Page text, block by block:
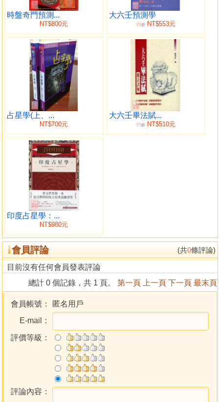
【從發現地實行星談鐵波法則】2005.10《星象學》雙月刊第
5期–由海王星談人類大敵「瘟疫」、山雨欲來的「禽流感」
【星象大地震、冥王星除名九大變八大四小】–十二行星就
位–天文學家迷醉星象學】2006.10《星象家》第11期
【愛搗蛋的第十行星】2006.12《星象學》第12期–厄里斯行
星(閱神星)引動本世紀恐怖紛爭
【2009國際天文年–引發新一波天文熱】2009.02《星象學》
【哈雷熱潮帶4來的啟示–兼述美國對星象學的重視與成就】
【二○六一再見哈雷–兼談地震災害與預測】
【人生十二生命階段–行星與人生之蛻變】
【占星學上有第十三宮嗎】？
【天王星與意識變遷–愛滋病和星象學】
【全天中西星名對照表】【88星座合黃道12宮圖】【全天星
【天文淺述–中國古代天官與曆法】
五、【曆數論文集】90頁
【2033–2034年閏月大探討】節錄 2011年第廿三屆[我國舉
辦]
【編曆大事、治國首務】2033–2034年置閏大探討】全文
2011年8月《星象家》40期
【曆書的演變與改進】1989年9月《中華易學月刊》(115期)
【曆書天文學進展】1990年10月《中華易學月刊》(128期)
【閏八月及下次閏八月探討】1996年7-9月《中華易學月刊》
197-199期
泰勒、伊能靜等合影
【1996.12.24世界女記者聯誼會】黃家騁預測2016年將出女
主 【好糗2013年，明年的萬年曆一半以上都錯了】
【2013年閏四月是大月或小月】2012.6《星象家》45期
【黃家騁撰文目錄】(部分)、易學等書籍介紹、新書預約、教
時盤奇門預測...
NT$800元
大六壬預測學
85折NT$553元
占星學(上、...
NT$700元
大六壬畢法賦...
85折NT$510元
印度占星學：...
NT$980元
會員評論 (共0條評論)
目前沒有任何會員發表評論
總計 0 個記錄，共 1 頁。 第一頁 上一頁 下一頁 最末頁
會員帳號：
匿名用戶
E-mail：
評價等級：
評論內容：